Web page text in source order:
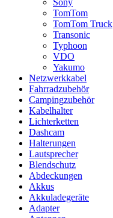
Sony
TomTom
TomTom Truck
Transonic
Typhoon
VDO
Yakumo
Netzwerkkabel
Fahrradzubehör
Campingzubehör
Kabelhalter
Lichterketten
Dashcam
Halterungen
Lautsprecher
Blendschutz
Abdeckungen
Akkus
Akkuladegeräte
Adapter